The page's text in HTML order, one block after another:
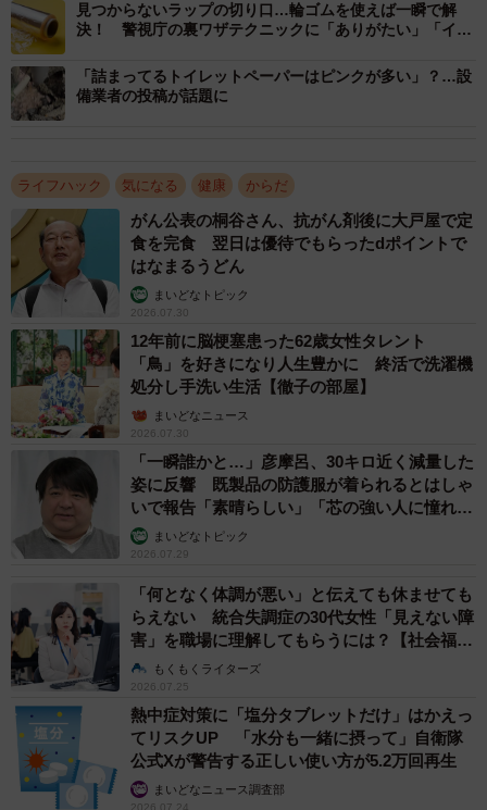
見つからないラップの切り口…輪ゴムを使えば一瞬で解
決！ 警視庁の裏ワザテクニックに「ありがたい」「イラ
「詰まってるトイレットペーパーはピンクが多い」？…設
備業者の投稿が話題に
ライフハック 気になる 健康 からだ
がん公表の桐谷さん、抗がん剤後に大戸屋で定
食を完食 翌日は優待でもらったdポイントで
はなまるうどん
まいどなトピック
2026.07.30
12年前に脳梗塞患った62歳女性タレント
「鳥」を好きになり人生豊かに 終活で洗濯機
処分し手洗い生活【徹子の部屋】
まいどなニュース
2026.07.30
「一瞬誰かと…」彦摩呂、30キロ近く減量した
姿に反響 既製品の防護服が着られるとはしゃ
いで報告「素晴らしい」「芯の強い人に憧れま
す」まいどなトピック
2026.07.29
「何となく体調が悪い」と伝えても休ませても
らえない 統合失調症の30代女性「見えない障
害」を職場に理解してもらうには？【社会福祉
士が解説】
もくもくライターズ
2026.07.25
熱中症対策に「塩分タブレットだけ」はかえっ
てリスクUP 「水分も一緒に摂って」自衛隊
公式Xが警告する正しい使い方が5.2万回再生
まいどなニュース調査部
2026.07.24